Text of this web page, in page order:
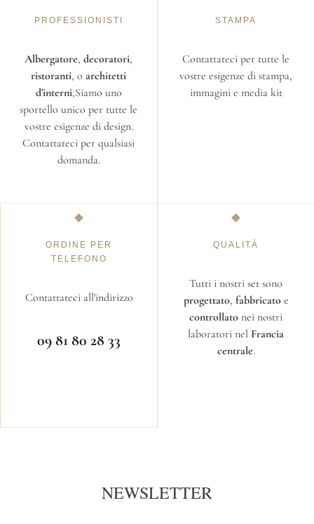
PROFESSIONISTI
Albergatore, decoratori,
ristoranti, o architetti
d'interni,Siamo uno
sportello unico per tutte le
vostre esigenze di design.
Contattateci per qualsiasi
domanda.
STAMPA
Contattateci per tutte le
vostre esigenze di stampa,
immagini e media kit
ORDINE PER
TELEFONO
Contattateci all'indirizzo
09 81 80 28 33
QUALITÀ
Tutti i nostri set sono
progettato, fabbricatoe
controllato nei nostri
laboratori nel Francia
centrale.
NEWSLETTER